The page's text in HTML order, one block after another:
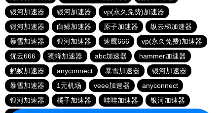
银河加速器
银河加速器
vp(永久免费)加速器
银河加速器
白鲸加速器 原子加速器
纵云梯加速器
暴雪加速器
银河加速器 速鹰666
vp(永久免费)加速器
优云666
蜜蜂加速器 abc加速器
hammer加速器
蚂蚁加速器
anyconnect 暴雪加速器
银河加速器
暴雪加速器
1元机场 veee加速器
anyconnect
银河加速器
橘子加速器 哇哇加速器
银河加速器